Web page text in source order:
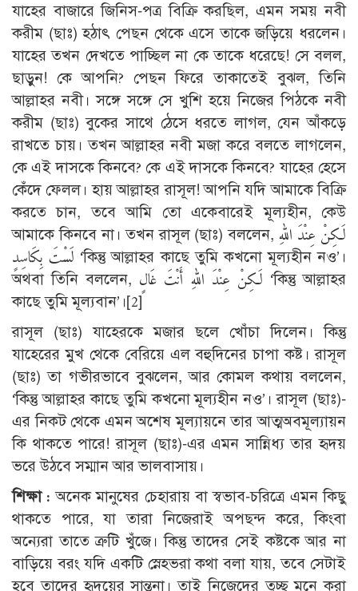
যাহের বাজারে জিনিস-পত্র বিক্রি করছিল, এমন সময় নবী
করীম (ছাঃ) হঠাৎ পেছন থেকে এসে তাকে জড়িয়ে ধরলেন।
যাহের তখন দেখতে পাচ্ছিল না কে তাকে ধরেছে! সে বলল,
ছাড়ুন! কে আপনি? পেছন ফিরে তাকাতেই বুঝল, তিনি
আল্লাহর নবী। সঙ্গে সঙ্গে সে খুশি হয়ে নিজের পিঠকে নবী
করীম (ছাঃ) বুকের সাথে ঠেসে ধরতে লাগল, যেন আঁকড়ে
রাখতে চায়। তখন আল্লাহর নবী মজা করে বলতে লাগলেন,
কে এই দাসকে কিনবে? কে এই দাসকে কিনবে? যাহের হেসে
কেঁদে ফেলল। হায় আল্লাহর রাসূল! আপনি যদি আমাকে বিক্রি
করতে চান, তবে আমি তো একেবারেই মূল্যহীন, কেউ
আমাকে কিনবে না। তখন রাসূল (ছাঃ) বললেন, لَكِنْ عِنْدَ اللهِ
لَسْتَ بِكَاسِدٍ ‘কিন্তু আল্লাহর কাছে তুমি কখনো মূল্যহীন নও’।
অথবা তিনি বললেন, لَكِنْ عِنْدَ اللهِ أَنْتَ غَالٍ ‘কিন্তু আল্লাহর
কাছে তুমি মূল্যবান’।[2]
রাসূল (ছাঃ) যাহেরকে মজার ছলে খোঁচা দিলেন। কিন্তু
যাহেরের মুখ থেকে বেরিয়ে এল বহুদিনের চাপা কষ্ট। রাসূল
(ছাঃ) তা গভীরভাবে বুঝলেন, আর কোমল কথায় বললেন,
‘কিন্তু আল্লাহর কাছে তুমি কখনো মূল্যহীন নও’। রাসূল (ছাঃ)-
এর নিকট থেকে এমন অশেষ মূল্যায়নে তার আত্মঅবমূল্যায়ন
কি থাকতে পারে! রাসূল (ছাঃ)-এর এমন সান্নিধ্য তার হৃদয়
ভরে উঠবে সম্মান আর ভালবাসায়।
শিক্ষা : অনেক মানুষের চেহারায় বা স্বভাব-চরিত্রে এমন কিছু
থাকতে পারে, যা তারা নিজেরাই অপছন্দ করে, কিংবা
অন্যেরা তাতে ত্রুটি খুঁজে। কিন্তু তাদের সেই কষ্টকে আর না
বাড়িয়ে বরং যদি একটি স্নেহভরা কথা বলা যায়, তবে সেটাই
হবে তাদের হৃদয়ের সান্তনা। তাই নিজেদের তুচ্ছ মনে করা